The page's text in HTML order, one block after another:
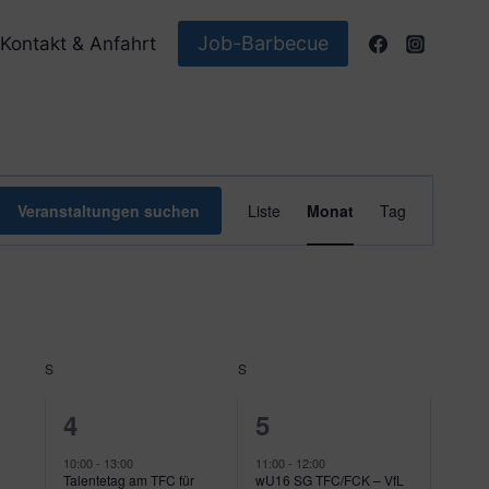
Kontakt & Anfahrt Job-Barbecue
Veranstaltungen suchen Liste Monat Tag
S S
4
Veranstaltungen,
4
10:00 - 13:00
Talentetag am TFC für
3
Veranstaltungen,
5
11:00 - 12:00
wU16 SG TFC/FCK – VfL